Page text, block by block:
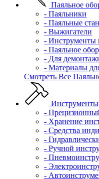
Паяльное
- Паяльники
- Паяльные
- Выжигатели
- Инструменты
- Паяльное
- Для
- Материалы
Смотреть Все
Инструменты
-
- Хранение
- Средства
-
- Ручной
-
-
-